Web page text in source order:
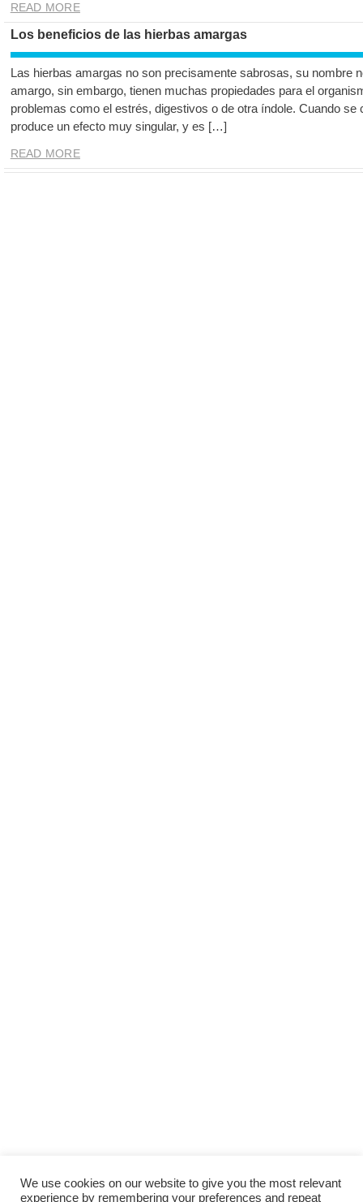
READ MORE
Los beneficios de las hierbas amargas
Las hierbas amargas no son precisamente sabrosas, su nombre
amargo, sin embargo, tienen muchas propiedades para el
problemas como el estrés, digestivos o de otra índole. Cuando
produce un efecto muy singular, y es […]
READ MORE
We use cookies on our website to give you the most relevant
experience by remembering your preferences and repeat